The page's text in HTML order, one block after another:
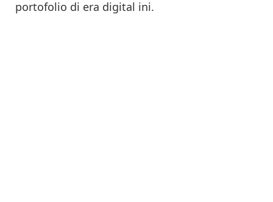
portofolio di era digital ini.